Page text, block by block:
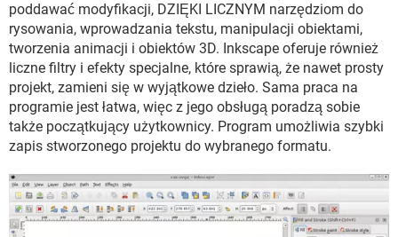
poddawać modyfikacji, DZIĘKI LICZNYM narzędziom do
rysowania, wprowadzania tekstu, manipulacji obiektami,
tworzenia animacji i obiektów 3D. Inkscape oferuje również
liczne filtry i efekty specjalne, które sprawią, że nawet prosty
projekt, zamieni się w wyjątkowe dzieło. Sama praca na
programie jest łatwa, więc z jego obsługą poradzą sobie
także początkujący użytkownicy. Program umożliwia szybki
zapis stworzonego projektu do wybranego formatu.